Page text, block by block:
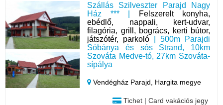
Szállás Szilveszter Parajd Nagy
Ház *** |
Felszerelt konyha,
ebédlő, nappali, kert-udvar,
filagória, grill, bogrács, kerti bútor,
játszótér, parkoló | 500m Parajdi
Sóbánya és sós Strand, 10km
Szováta Medve-tó, 27km Szováta-
sípálya
Vendégház Parajd, Hargita megye
Tichet | Card vakációs jegy